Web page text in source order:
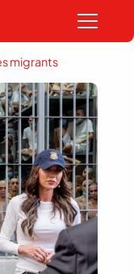
migrants